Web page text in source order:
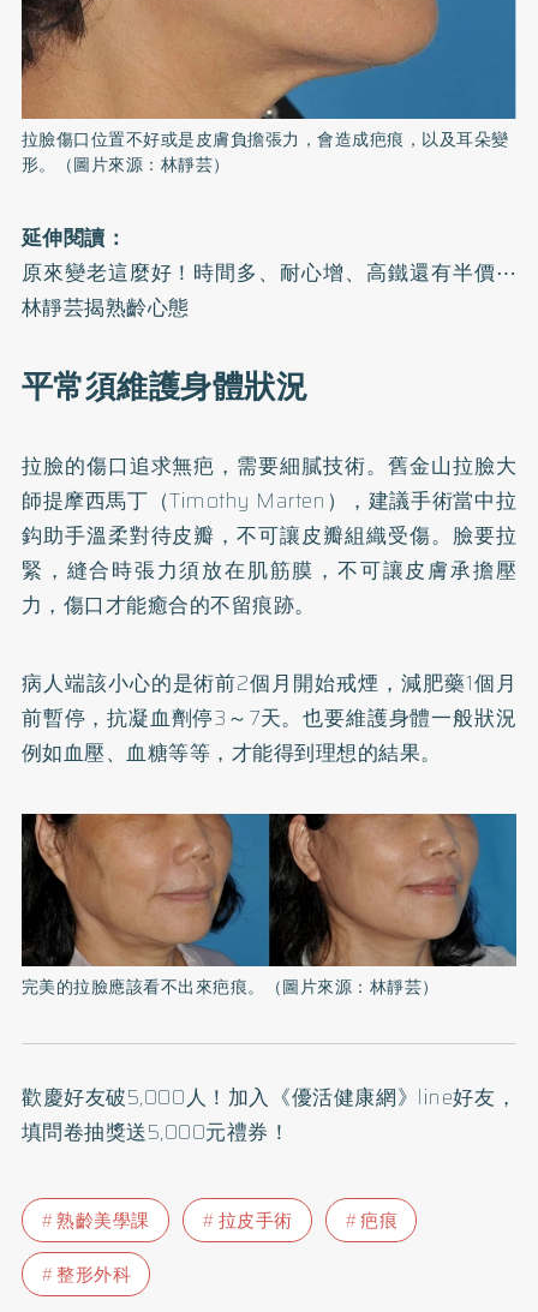
拉臉傷口位置不好或是皮膚負擔張力，會造成疤痕，以及耳朵變
形。（圖片來源：林靜芸）
延伸閱讀：
原來變老這麼好！時間多、耐心增、高鐵還有半價⋯
林靜芸揭熟齡心態
平常須維護身體狀況
拉臉的傷口追求無疤，需要細膩技術。舊金山拉臉大
師提摩西馬丁（Timothy Marten），建議手術當中拉
鈎助手溫柔對待皮瓣，不可讓皮瓣組織受傷。臉要拉
緊，縫合時張力須放在肌筋膜，不可讓皮膚承擔壓
力，傷口才能癒合的不留痕跡。
病人端該小心的是術前2個月開始戒煙，減肥藥1個月
前暫停，抗凝血劑停3～7天。也要維護身體一般狀況
例如血壓、血糖等等，才能得到理想的結果。
完美的拉臉應該看不出來疤痕。（圖片來源：林靜芸）
歡慶好友破5,000人！加入 《優活健康網》line好友 ，
填問卷抽獎送5,000元禮券！
熟齡美學課 拉皮手術
疤痕
整形外科